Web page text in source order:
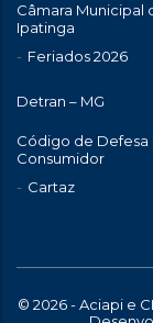
Câmara Municipal
Ipatinga
Feriados 2026
Detran – MG
Código de Defesa
Consumidor
Cartaz
© 2026 - Aciapi e